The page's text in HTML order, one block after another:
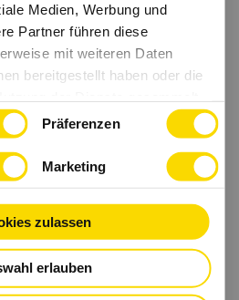
Medien, Werbung und
Partner führen diese
mit weiteren Daten
bereitgestellt haben oder die
Präferenzen
Marketing
zulassen
erlauben